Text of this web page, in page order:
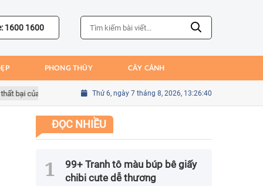
1600 1600
PHONG THỦY CÂY CẢNH
Bồ Đào Nha Sai lầm của Kim Seung-gyu trong trận gặp Mexico
Thứ 6, ngày 7 tháng 8, 2026, 13:26:42
ĐỌC NHIỀU
99+ Tranh tô màu búp bê giấy
chibi cute dễ thương